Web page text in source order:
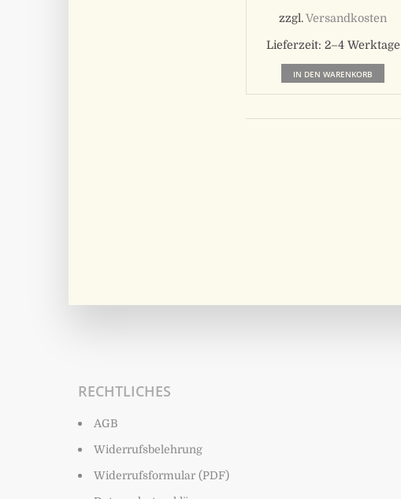
zzgl.Versandkosten
Lieferzeit: 2–4 Werktage
IN DEN WARENKORB
RECHTLICHES
AGB
Widerrufsbelehrung
Widerrufsformular (PDF)